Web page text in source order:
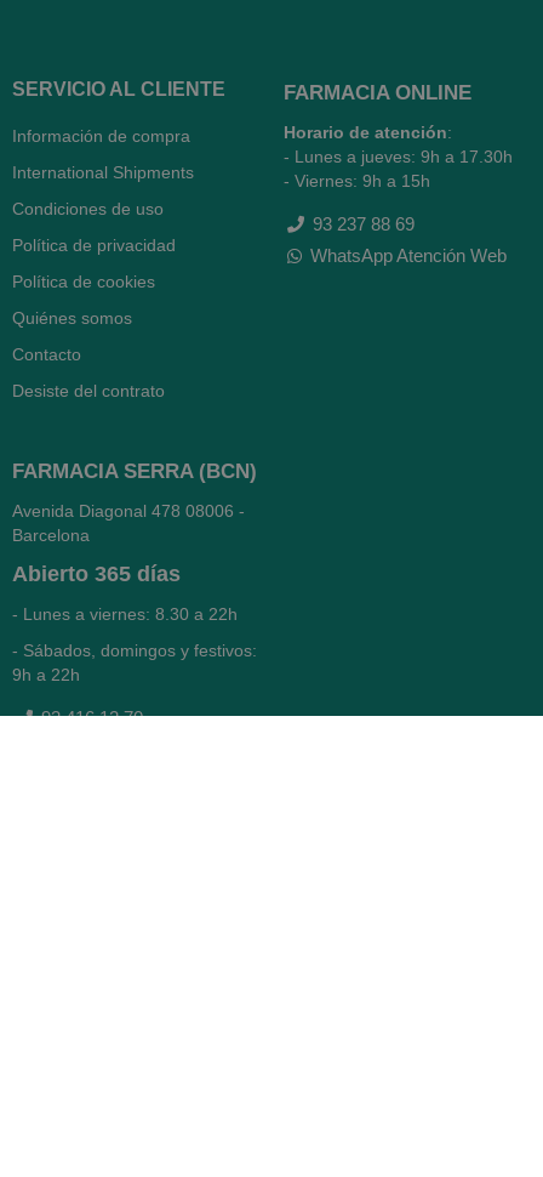
SERVICIO AL CLIENTE
Información de compra
International Shipments
Condiciones de uso
Política de privacidad
Política de cookies
Quiénes somos
Contacto
Desiste del contrato
FARMACIA ONLINE
Horario de atención:
- Lunes a jueves: 9h a 17.30h
- Viernes: 9h a 15h
93 237 88 69
WhatsApp Atención Web
FARMACIA SERRA (BCN)
Avenida Diagonal 478 08006 -
Barcelona
Abierto 365 días
- Lunes a viernes: 8.30 a 22h
- Sábados, domingos y festivos:
9h a 22h
93 416 12 70